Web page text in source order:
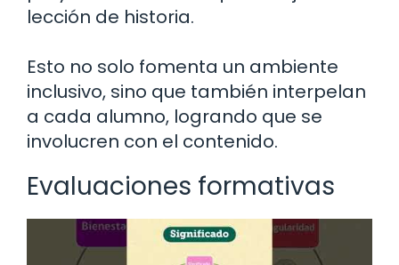
lección de historia.
Esto no solo fomenta un ambiente
inclusivo, sino que también interpelan
a cada alumno, logrando que se
involucren con el contenido.
Evaluaciones formativas